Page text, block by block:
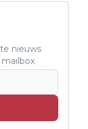
nieuws